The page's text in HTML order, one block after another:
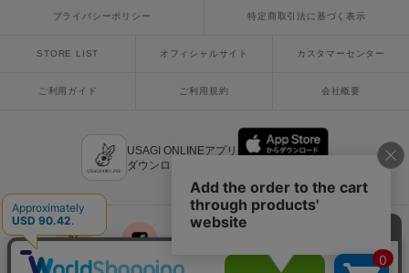
ORGUE
オルグ
パトリック
Philly chocolate
フィリーチョコレート
プライバシーポリシー 特定商取引法に基づく表示
STORE LIST オフィシャルサイト カスタマーセンター
ご利用ガイド ご利用規約 会社概要
USAGI ONLINEアプリ
ダウンロードはこちら
x facebook LINE mail